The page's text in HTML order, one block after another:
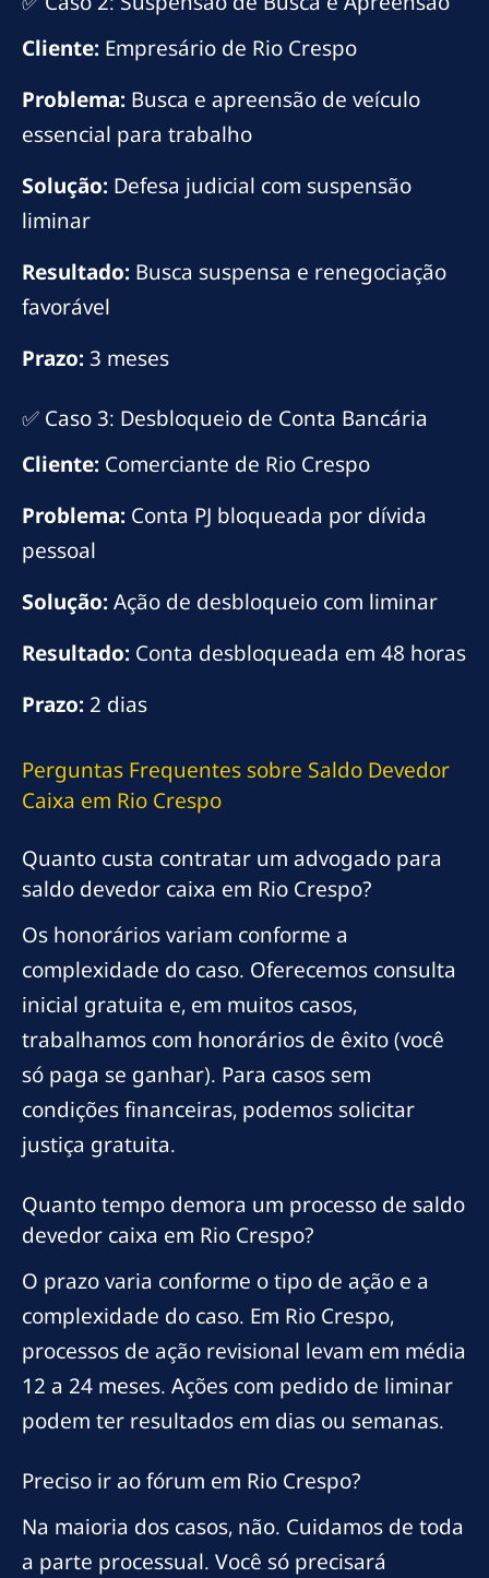
Cliente: Empresário de Rio Crespo
Problema: Busca e apreensão de veículo
essencial para trabalho
Solução: Defesa judicial com suspensão
liminar
Resultado: Busca suspensa e renegociação
favorável
Prazo:3 meses
✅ Caso 3: Desbloqueio de Conta Bancária
Cliente: Comerciante de Rio Crespo
Problema: Conta PJ bloqueada por dívida
pessoal
Solução:Ação de desbloqueio com liminar
Resultado: Conta desbloqueada em 48 horas
Prazo: 2 dias
Perguntas Frequentes sobre Saldo Devedor
Caixa em Rio Crespo
Quanto custa contratar um advogado para
saldo devedor caixa em Rio Crespo?
Os honorários variam conforme a
complexidade do caso. Oferecemos consulta
inicial gratuita e, em muitos casos,
trabalhamos com honorários de êxito (você
só paga se ganhar). Para casos sem
condições financeiras, podemos solicitar
justiça gratuita.
Quanto tempo demora um processo de saldo
devedor caixa em Rio Crespo?
O prazo varia conforme o tipo de ação e a
complexidade do caso. Em Rio Crespo,
processos de ação revisional levam em média
12 a 24 meses. Ações com pedido de liminar
podem ter resultados em dias ou semanas.
Preciso ir ao fórum em Rio Crespo?
Na maioria dos casos, não. Cuidamos de toda
a parte processual. Você só precisará